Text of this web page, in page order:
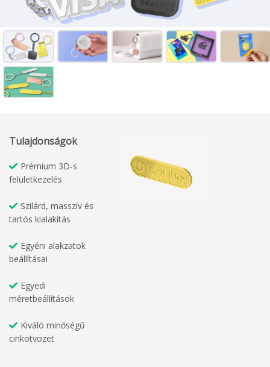
Tulajdonságok
Prémium 3D-s
felületkezelés
Szilárd, masszív és
tartós kialakítás
Egyéni alakzatok
beállításai
Egyedi
méretbeállítások
Kiváló minőségű
cinkötvözet